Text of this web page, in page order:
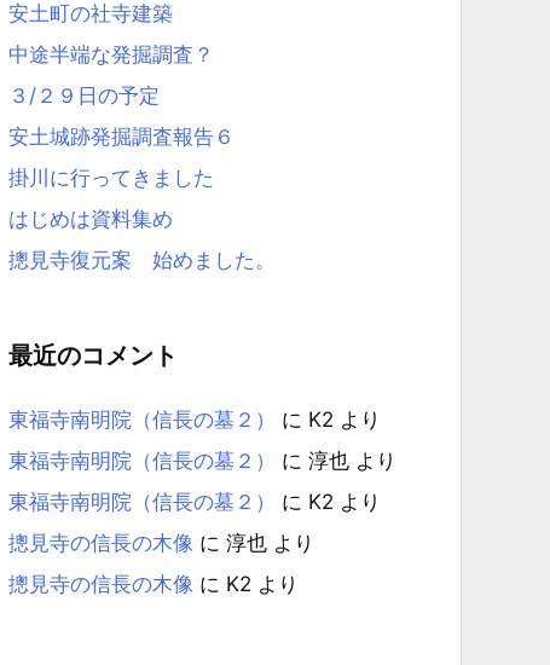
安土町の社寺建築
中途半端な発掘調査？
３/２９日の予定
安土城跡発掘調査報告６
掛川に行ってきました
はじめは資料集め
摠見寺復元案 始めました。
最近のコメント
東福寺南明院（信長の墓２） に K2 より
東福寺南明院（信長の墓２）
に 淳也 より
東福寺南明院（信長の墓２）
に K2 より
摠見寺の信長の木像 に 淳也 より
摠見寺の信長の木像 に K2 より